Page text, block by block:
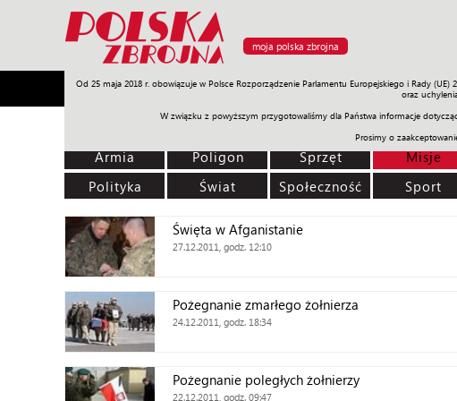
moja polska zbrojna
Od 25 maja 2018 r. obowiązuje w Polsce Rozporządzenie Parlamentu Europejskiego i Rady
oraz
W związku z powyższym przygotowaliśmy dla Państwa informacje
Prosimy o
Armia Poligon Sprzęt Misje Polityka Prawo Świat
Armia Poligon Sprzęt Misje
Polityka
Świat Społeczność Sport
Święta w Afganistanie
27.12.2011, godz. 12:10
Pożegnanie zmarłego żołnierza
24.12.2011, godz. 18:34
Pożegnanie poległych żołnierzy
22.12.2011, godz. 09:47